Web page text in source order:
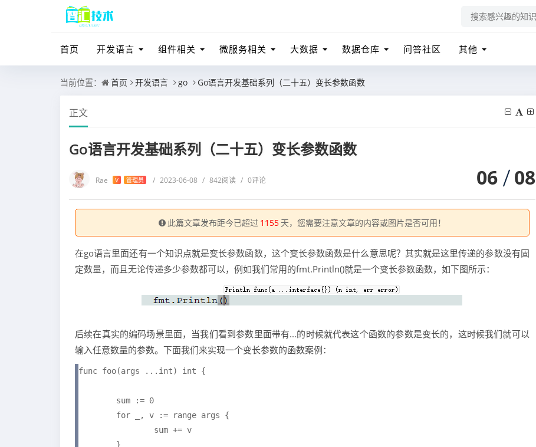
首页 开发语言 组件相关 微服务相关 大数据 数据仓库 问答社区 其他
当前位置： 首页 开发语言 go Go语言开发基础系列（二十五）变长参数函数
正文
Go语言开发基础系列（二十五）变长参数函数
Rae V 管理员 / 2023-06-08 / 842阅读 / 0评论 06 08
此篇文章发布距今已超过 1155 天，您需要注意文章的内容或图片是否可用！
在go语言里面还有一个知识点就是变长参数函数，这个变长参数函数是什么意思呢？其实就是这里传递的参数没有固
定数量，而且无论传递多少参数都可以，例如我们常用的fmt.Println()就是一个变长参数函数，如下图所示：
后续在真实的编码场景里面，当我们看到参数里面带有...的时候就代表这个函数的参数是变长的，这时候我们就可以
输入任意数量的参数。下面我们来实现一个变长参数的函数案例：
func foo(args ...int) int {